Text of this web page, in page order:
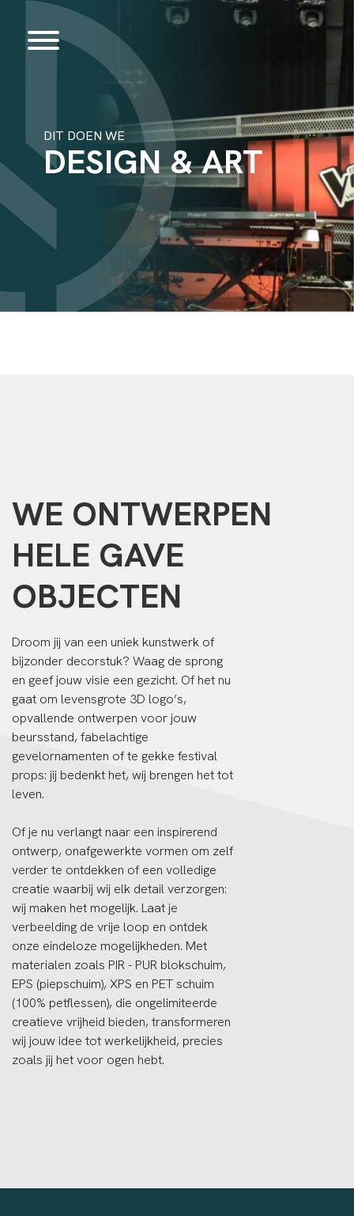
DIT DOEN WE
DESIGN & ART
WE ONTWERPEN
HELE GAVE
OBJECTEN
Droom jij van een uniek kunstwerk of
bijzonder decorstuk? Waag de sprong
en geef jouw visie een gezicht. Of het nu
gaat om levensgrote 3D logo’s,
opvallende ontwerpen voor jouw
beursstand, fabelachtige
gevelornamenten of te gekke festival
props: jij bedenkt het, wij brengen het tot
leven.
Of je nu verlangt naar een inspirerend
ontwerp, onafgewerkte vormen om zelf
verder te ontdekken of een volledige
creatie waarbij wij elk detail verzorgen:
wij maken het mogelijk. Laat je
verbeelding de vrije loop en ontdek
onze eindeloze mogelijkheden. Met
materialen zoals PIR - PUR blokschuim,
EPS (piepschuim), XPS en PET schuim
(100% petflessen), die ongelimiteerde
creatieve vrijheid bieden, transformeren
wij jouw idee tot werkelijkheid, precies
zoals jij het voor ogen hebt.